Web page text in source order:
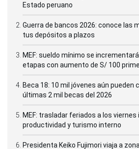
Estado peruano
Guerra de bancos 2026: conoce las
tus depósitos a plazos
MEF: sueldo mínimo se
etapas con aumento de S/ 100
Beca 18: 10 mil jóvenes aún pueden
últimas 2 mil becas del 2026
MEF: trasladar feriados a los
productividad y turismo interno
Presidenta Keiko Fujimori viaja a